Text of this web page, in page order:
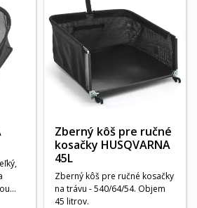
Zberný kôš pre ručné
kosačky HUSQVARNA
45L
Zberný kôš pre ručné kosačky
na trávu - 540/64/54. Objem
45 litrov.